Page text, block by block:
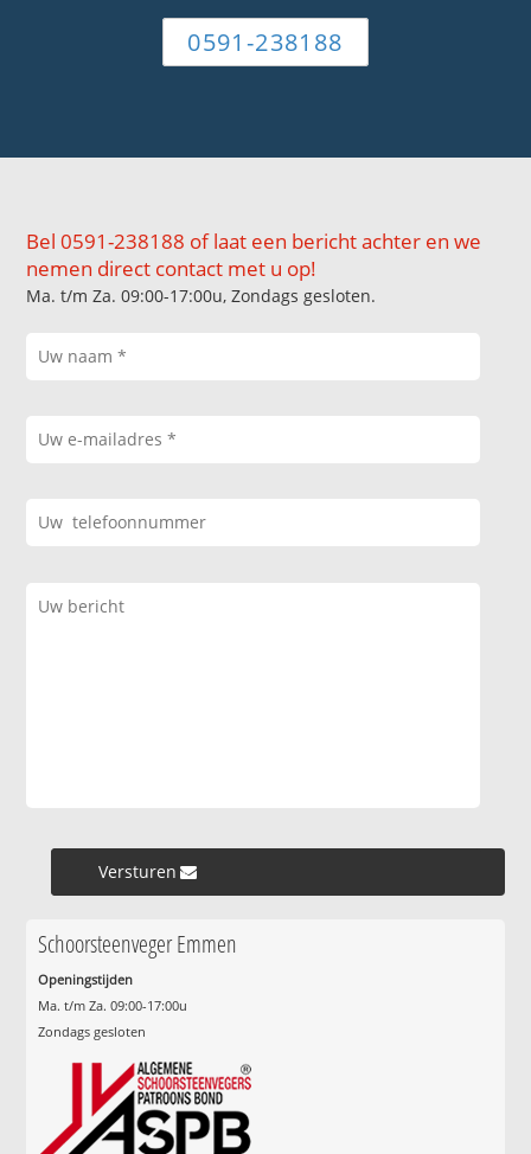
0591-238188
Bel 0591-238188 of laat een bericht achter en we
nemen direct contact met u op!
Ma. t/m Za. 09:00-17:00u, Zondags gesloten.
Versturen »
Schoorsteenveger Emmen
Openingstijden
Ma. t/m Za. 09:00-17:00u
Zondags gesloten